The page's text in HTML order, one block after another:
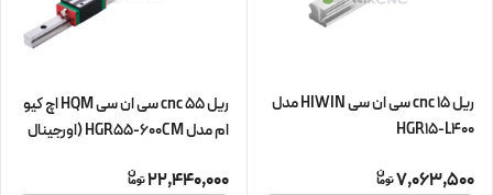
ریل 15 cnc سی ان سی HIWIN مدل
HGR15-L400
7,063,500
ریل 55 cnc سی ان سی HQM اچ کیو
ام مدل HGR55-600CM (اورجینال
22,440,000